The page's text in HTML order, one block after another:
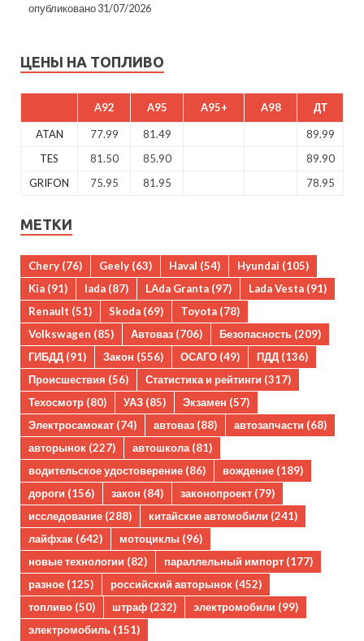
опубликовано 31/07/2026
ЦЕНЫ НА ТОПЛИВО
A92 A95 A95+ A98 ДТ
ATAN 77.99 81.49
89.99
TES
81.50 85.90
89.90
GRIFON
75.95 81.95 78.95
МЕТКИ
Chery (76) Geely (63) Haval (54) Hyundai (105)
Kia (91) lada (87) LAda Granta (97) Lada Vesta (91)
Renault (51) Skoda (69) Toyota (78)
Volkswagen (85) Автоваз (706) Безопасность (209)
ГИБДД (91) Закон (556) ОСАГО (49) ПДД (136)
Происшествия (56) Статистика и рейтинги (317)
Техосмотр (80) УАЗ (85) Экзамен (57)
Электросамокат (74) автоваз (88) автозапчасти (68)
авторынок (227) автошкола (81)
водительское удостоверение (86) вождение (189)
дороги (156) закон (84) законопроект (79)
исследование (288) китайские автомобили (241)
лайфхак (642) мотоциклы (96)
новые технологии (82) параллельный импорт (177)
разное (125) российский авторынок (452)
топливо (50) штраф (232) электромобили (99)
электромобиль (151)